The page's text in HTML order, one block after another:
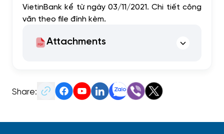
VietinBank kể từ ngày 03/11/2021. Chi tiết công
văn theo file đính kèm.
Attachments
Share: